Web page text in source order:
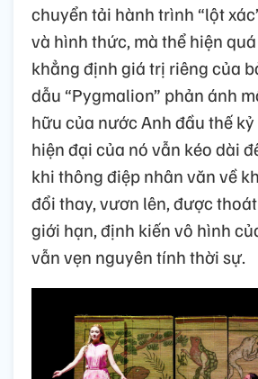
chuyển tải hành trình “lột
và hình thức, mà thể hiện
khẳng định giá trị riêng của
dẫu “Pygmalion” phản ánh
hữu của nước Anh đầu thế
hiện đại của nó vẫn kéo dài
khi thông điệp nhân văn về
đổi thay, vươn lên, được
giới hạn, định kiến vô hình
vẫn vẹn nguyên tính thời sự.